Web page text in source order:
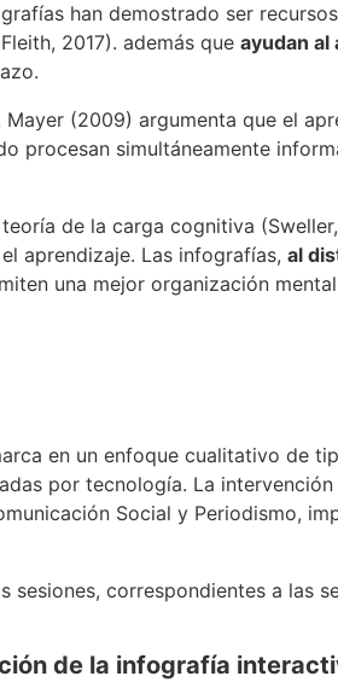
han demostrado ser
2017). además que ayudan
(2009) argumenta que el
procesan simultáneamente
de la carga cognitiva
aprendizaje. Las infografías, al
una mejor organización
en un enfoque cualitativo de
por tecnología. La
Social y Periodismo,
sesiones, correspondientes a las
de la infografía